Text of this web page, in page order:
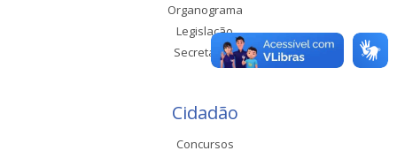
Organograma
Legislação
Secretarias
Cidadão
Concursos